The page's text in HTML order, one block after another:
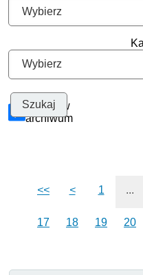
Szukaj w
archiwum
<< < 1 ...
17 18 19 20